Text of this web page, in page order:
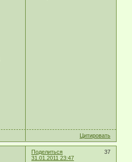
Цитировать
Поделиться
37
31.01.2011 23:47